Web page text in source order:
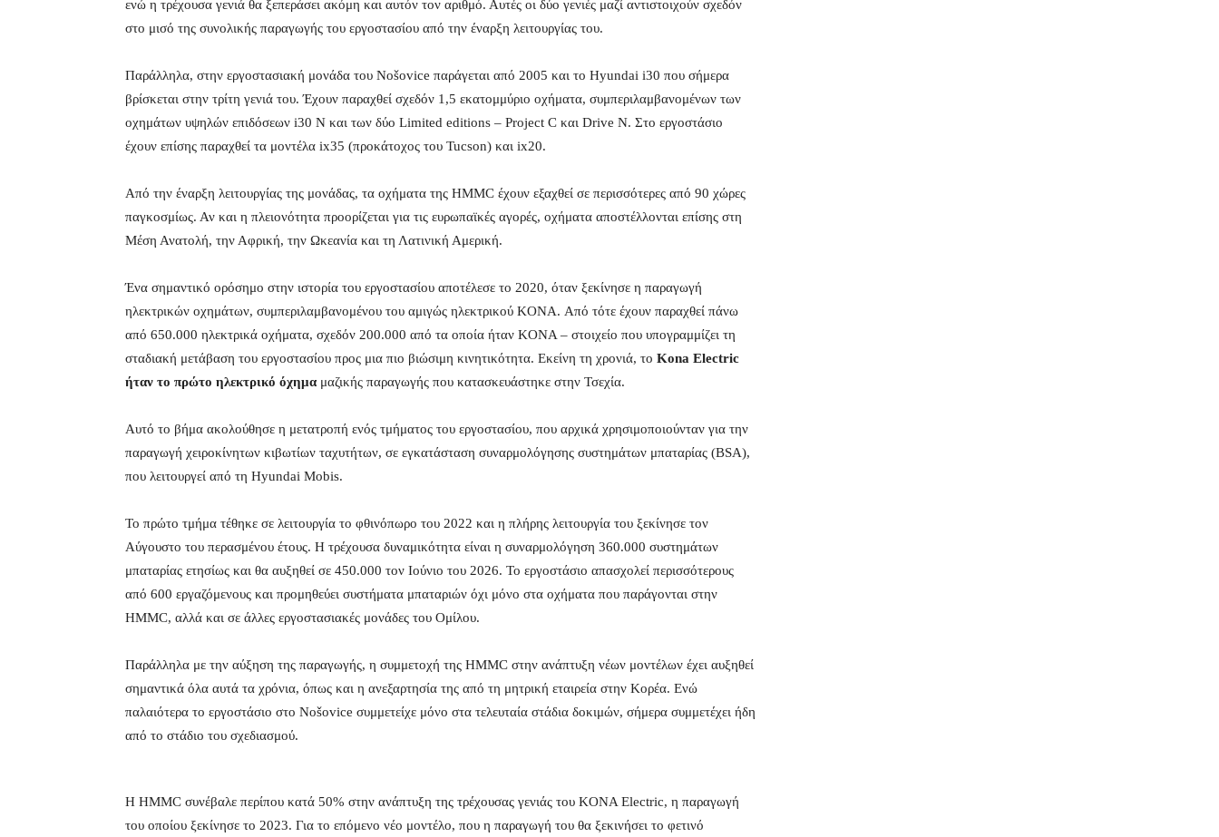
ενώ η τρέχουσα γενιά θα ξεπεράσει ακόμη και αυτόν τον αριθμό. Αυτές οι δύο γενιές μαζί αντιστοιχούν σχεδόν
στο μισό της συνολικής παραγωγής του εργοστασίου από την έναρξη λειτουργίας του.
Παράλληλα, στην εργοστασιακή μονάδα του Nošovice παράγεται από 2005 και το Hyundai i30 που σήμερα
βρίσκεται στην τρίτη γενιά του. Έχουν παραχθεί σχεδόν 1,5 εκατομμύριο οχήματα, συμπεριλαμβανομένων των
οχημάτων υψηλών επιδόσεων i30 N και των δύο Limited editions – Project C και Drive N. Στο εργοστάσιο
έχουν επίσης παραχθεί τα μοντέλα ix35 (προκάτοχος του Tucson) και ix20.
Από την έναρξη λειτουργίας της μονάδας, τα οχήματα της HMMC έχουν εξαχθεί σε περισσότερες από 90 χώρες
παγκοσμίως. Αν και η πλειονότητα προορίζεται για τις ευρωπαϊκές αγορές, οχήματα αποστέλλονται επίσης στη
Μέση Ανατολή, την Αφρική, την Ωκεανία και τη Λατινική Αμερική.
Ένα σημαντικό ορόσημο στην ιστορία του εργοστασίου αποτέλεσε το 2020, όταν ξεκίνησε η παραγωγή
ηλεκτρικών οχημάτων, συμπεριλαμβανομένου του αμιγώς ηλεκτρικού KONA. Από τότε έχουν παραχθεί πάνω
από 650.000 ηλεκτρικά οχήματα, σχεδόν 200.000 από τα οποία ήταν KONA – στοιχείο που υπογραμμίζει τη
σταδιακή μετάβαση του εργοστασίου προς μια πιο βιώσιμη κινητικότητα. Εκείνη τη χρονιά, το Kona Electric
ήταν το πρώτο ηλεκτρικό όχημαμαζικής παραγωγής που κατασκευάστηκε στην Τσεχία.
Αυτό το βήμα ακολούθησε η μετατροπή ενός τμήματος του εργοστασίου, που αρχικά χρησιμοποιούνταν για την
παραγωγή χειροκίνητων κιβωτίων ταχυτήτων, σε εγκατάσταση συναρμολόγησης συστημάτων μπαταρίας (BSA),
που λειτουργεί από τη Hyundai Mobis.
Το πρώτο τμήμα τέθηκε σε λειτουργία το φθινόπωρο του 2022 και η πλήρης λειτουργία του ξεκίνησε τον
Αύγουστο του περασμένου έτους. Η τρέχουσα δυναμικότητα είναι η συναρμολόγηση 360.000 συστημάτων
μπαταρίας ετησίως και θα αυξηθεί σε 450.000 τον Ιούνιο του 2026. Το εργοστάσιο απασχολεί περισσότερους
από 600 εργαζόμενους και προμηθεύει συστήματα μπαταριών όχι μόνο στα οχήματα που παράγονται στην
HMMC, αλλά και σε άλλες εργοστασιακές μονάδες του Ομίλου.
Παράλληλα με την αύξηση της παραγωγής, η συμμετοχή της HMMC στην ανάπτυξη νέων μοντέλων έχει αυξηθεί
σημαντικά όλα αυτά τα χρόνια, όπως και η ανεξαρτησία της από τη μητρική εταιρεία στην Κορέα. Ενώ
παλαιότερα το εργοστάσιο στο Nošovice συμμετείχε μόνο στα τελευταία στάδια δοκιμών, σήμερα συμμετέχει ήδη
από το στάδιο του σχεδιασμού.
Η HMMC συνέβαλε περίπου κατά 50% στην ανάπτυξη της τρέχουσας γενιάς του KONA Electric, η παραγωγή
του οποίου ξεκίνησε το 2023. Για το επόμενο νέο μοντέλο, που η παραγωγή του θα ξεκινήσει το φετινό